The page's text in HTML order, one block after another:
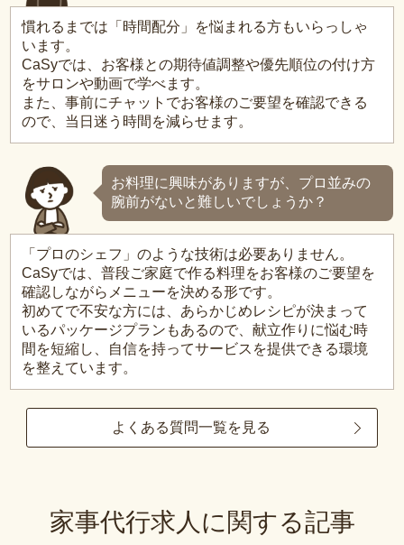
慣れるまでは「時間配分」を悩まれる方もいらっしゃ
います。
CaSyでは、お客様との期待値調整や優先順位の付け方
をサロンや動画で学べます。
また、事前にチャットでお客様のご要望を確認できる
ので、当日迷う時間を減らせます。
お料理に興味がありますが、プロ並みの
腕前がないと難しいでしょうか？
「プロのシェフ」のような技術は必要ありません。
CaSyでは、普段ご家庭で作る料理をお客様のご要望を
確認しながらメニューを決める形です。
初めてで不安な方には、あらかじめレシピが決まって
いるパッケージプランもあるので、献立作りに悩む時
間を短縮し、自信を持ってサービスを提供できる環境
を整えています。
よくある質問一覧を見る
家事代行求人に関する記事